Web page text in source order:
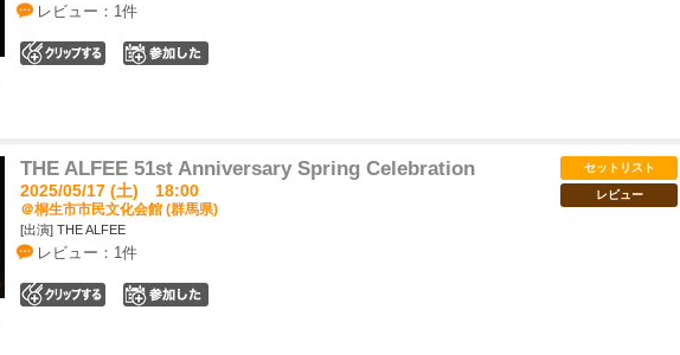
レビュー：1件
THE ALFEE 51st Anniversary Spring Celebration
2025/05/17 (土) 18:00
＠桐生市市民文化会館 (群馬県)
[出演] THE ALFEE
レビュー：1件
セットリスト
レビュー